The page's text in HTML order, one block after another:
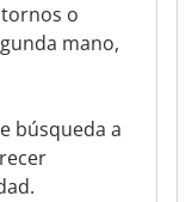
o
mano,
búsqueda a